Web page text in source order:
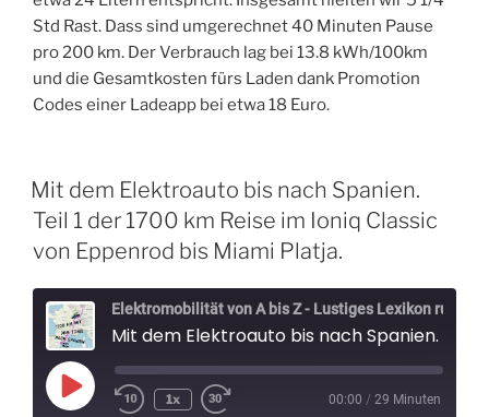
Std Rast. Dass sind umgerechnet 40 Minuten Pause
pro 200 km. Der Verbrauch lag bei 13.8 kWh/100km
und die Gesamtkosten fürs Laden dank Promotion
Codes einer Ladeapp bei etwa 18 Euro.
Mit dem Elektroauto bis nach Spanien.
Teil 1 der 1700 km Reise im Ioniq Classic
von Eppenrod bis Miami Platja.
Play
Episode
1x 00:00 / 29 Minuten